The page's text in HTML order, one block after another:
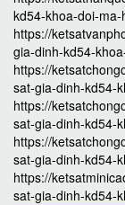
kd54-khoa-doi-
https://
gia-dinh-kd54-
https://
sat-gia-dinh-kd54-
https://
sat-gia-dinh-kd54-
https://
sat-gia-dinh-kd54-
https://
sat-gia-dinh-kd54-